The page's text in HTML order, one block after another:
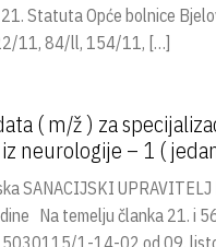
Statuta Opće bolnice
11, 84/ll, 154/11, […]
( m/ž ) za
neurologije – 1 (
SANACIJSKI
Na temelju članka 21. i
1-14-02 od 09.